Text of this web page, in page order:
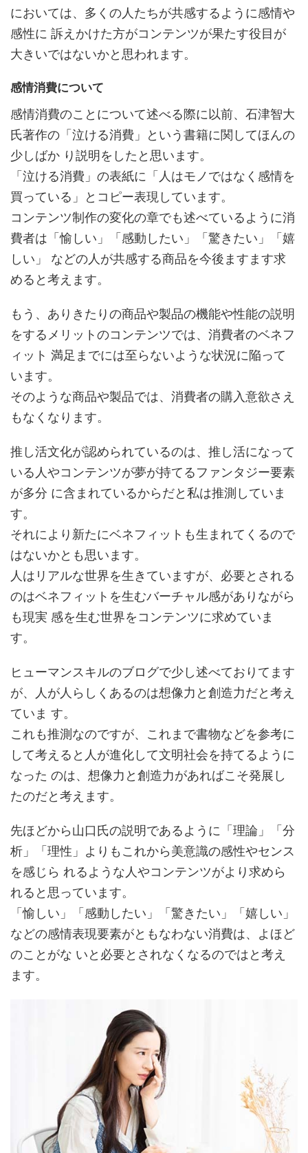
においては、多くの人たちが共感するように感情や
感性に 訴えかけた方がコンテンツが果たす役目が
大きいではないかと思われます。
感情消費について
感情消費のことについて述べる際に以前、石津智大
氏著作の「泣ける消費」という書籍に関してほんの
少しばか り説明をしたと思います。
「泣ける消費」の表紙に「人はモノではなく感情を
買っている」とコピー表現しています。
コンテンツ制作の変化の章でも述べているように消
費者は「愉しい」「感動したい」「驚きたい」「嬉
しい」 などの人が共感する商品を今後ますます求
めると考えます。
もう、ありきたりの商品や製品の機能や性能の説明
をするメリットのコンテンツでは、消費者のベネフ
ィット 満足までには至らないような状況に陥って
います。
そのような商品や製品では、消費者の購入意欲さえ
もなくなります。
推し活文化が認められているのは、推し活になって
いる人やコンテンツが夢が持てるファンタジー要素
が多分 に含まれているからだと私は推測していま
す。
それにより新たにベネフィットも生まれてくるので
はないかとも思います。
人はリアルな世界を生きていますが、必要とされる
のはベネフィットを生むバーチャル感がありながら
も現実 感を生む世界をコンテンツに求めていま
す。
ヒューマンスキルのブログで少し述べておりてます
が、人が人らしくあるのは想像力と創造力だと考え
ていま す。
これも推測なのですが、これまで書物などを参考に
して考えると人が進化して文明社会を持てるように
なった のは、想像力と創造力があればこそ発展し
たのだと考えます。
先ほどから山口氏の説明であるように「理論」「分
析」「理性」よりもこれから美意識の感性やセンス
を感じら れるような人やコンテンツがより求めら
れると思っています。
「愉しい」「感動したい」「驚きたい」「嬉しい」
などの感情表現要素がともなわない消費は、よほど
のことがな いと必要とされなくなるのではと考え
ます。